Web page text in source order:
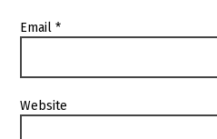
Email*
Website